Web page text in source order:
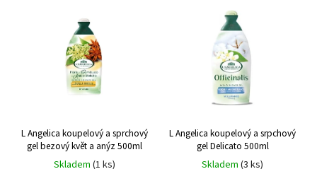
Nejdražší
Nejprodávanější
Abecedně
L Angelica koupelový a sprchový
gel bezový květ a anýz 500ml
Skladem (1 ks)
L Angelica koupelový a srpchový
gel Delicato 500ml
Skladem (3 ks)